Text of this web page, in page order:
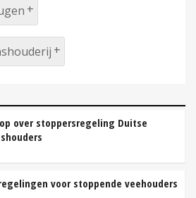
over stoppersregeling Duitse
voor stoppende veehouders